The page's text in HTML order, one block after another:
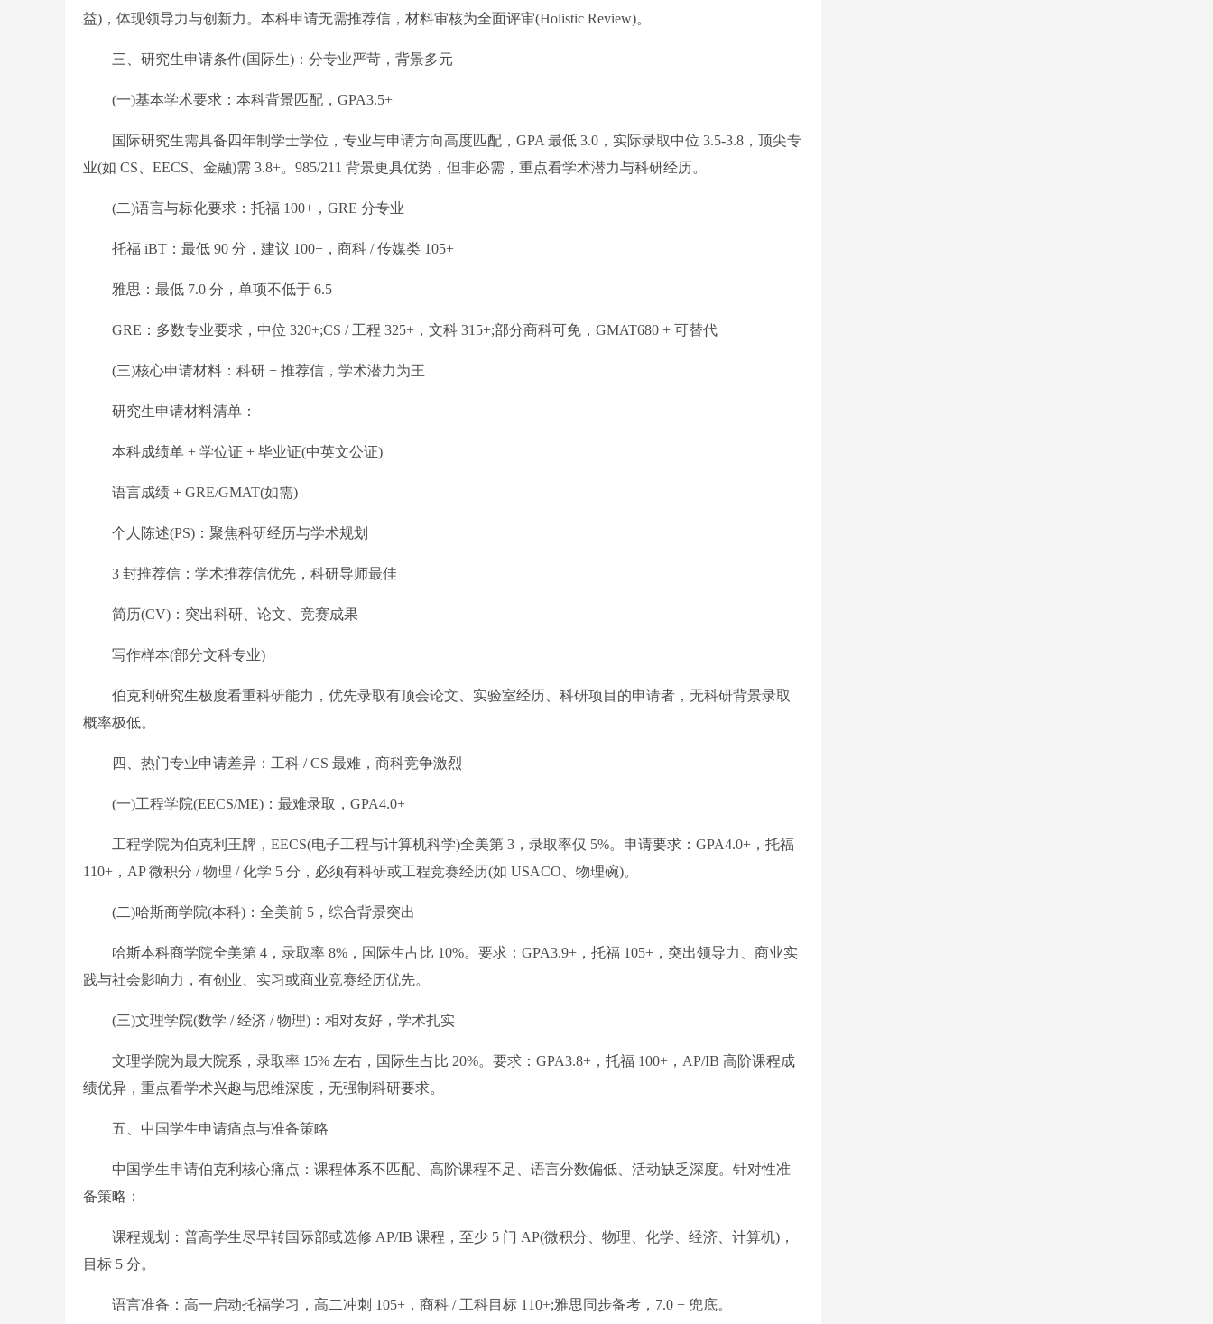
益)，体现领导力与创新力。本科申请无需推荐信，材料审核为全面评审(Holistic Review)。
三、研究生申请条件(国际生)：分专业严苛，背景多元
(一)基本学术要求：本科背景匹配，GPA3.5+
国际研究生需具备四年制学士学位，专业与申请方向高度匹配，GPA 最低 3.0，实际录取中位 3.5-3.8，顶尖专
业(如 CS、EECS、金融)需 3.8+。985/211 背景更具优势，但非必需，重点看学术潜力与科研经历。
(二)语言与标化要求：托福 100+，GRE 分专业
托福 iBT：最低 90 分，建议 100+，商科 / 传媒类 105+
雅思：最低 7.0 分，单项不低于 6.5
GRE：多数专业要求，中位 320+;CS / 工程 325+，文科 315+;部分商科可免，GMAT680 + 可替代
(三)核心申请材料：科研 + 推荐信，学术潜力为王
研究生申请材料清单：
本科成绩单 + 学位证 + 毕业证(中英文公证)
语言成绩 + GRE/GMAT(如需)
个人陈述(PS)：聚焦科研经历与学术规划
3 封推荐信：学术推荐信优先，科研导师最佳
简历(CV)：突出科研、论文、竞赛成果
写作样本(部分文科专业)
伯克利研究生极度看重科研能力，优先录取有顶会论文、实验室经历、科研项目的申请者，无科研背景录取
概率极低。
四、热门专业申请差异：工科 / CS 最难，商科竞争激烈
(一)工程学院(EECS/ME)：最难录取，GPA4.0+
工程学院为伯克利王牌，EECS(电子工程与计算机科学)全美第 3，录取率仅 5%。申请要求：GPA4.0+，托福
110+，AP 微积分 / 物理 / 化学 5 分，必须有科研或工程竞赛经历(如 USACO、物理碗)。
(二)哈斯商学院(本科)：全美前 5，综合背景突出
哈斯本科商学院全美第 4，录取率 8%，国际生占比 10%。要求：GPA3.9+，托福 105+，突出领导力、商业实
践与社会影响力，有创业、实习或商业竞赛经历优先。
(三)文理学院(数学 / 经济 / 物理)：相对友好，学术扎实
文理学院为最大院系，录取率 15% 左右，国际生占比 20%。要求：GPA3.8+，托福 100+，AP/IB 高阶课程成
绩优异，重点看学术兴趣与思维深度，无强制科研要求。
五、中国学生申请痛点与准备策略
中国学生申请伯克利核心痛点：课程体系不匹配、高阶课程不足、语言分数偏低、活动缺乏深度。针对性准
备策略：
课程规划：普高学生尽早转国际部或选修 AP/IB 课程，至少 5 门 AP(微积分、物理、化学、经济、计算机)，
目标 5 分。
语言准备：高一启动托福学习，高二冲刺 105+，商科 / 工科目标 110+;雅思同步备考，7.0 + 兜底。